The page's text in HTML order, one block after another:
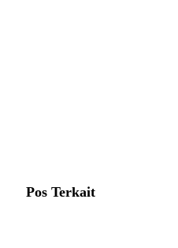
Pos Terkait